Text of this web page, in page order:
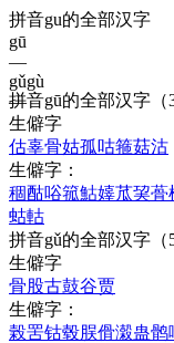
拼音gu的全部汉字
gū
—
gǔgù
—
拼音gū的全部汉字
生僻字
估辜骨姑孤咕箍菇沽
生僻字：
稒酤唂箛鮕嫴苽巭蓇
蛄軲
拼音gǔ的全部汉字
生僻字
骨股古鼓谷贾
生僻字：
榖罟钴毂脵傦濲蛊鹘